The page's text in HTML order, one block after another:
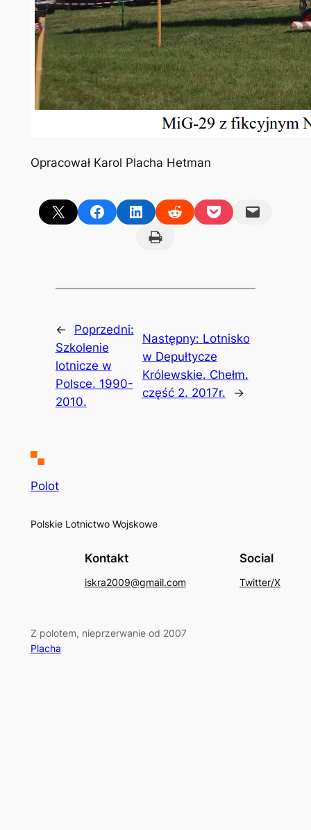
Opracował Karol Placha Hetman
Share on X Share on FacebookShare on LinkedInShare on RedditShare on PocketEmail this Page
Print this Page
←
Poprzedni:
Szkolenie
lotnicze w
Polsce. 1990-
2010.
Następny: Lotnisko
w Depułtycze
Królewskie. Chełm.
część 2. 2017r.
→
Polot
Polskie Lotnictwo Wojskowe
Kontakt
iskra2009@gmail.com
Social
Twitter/X
Z polotem, nieprzerwanie od 2007
Placha